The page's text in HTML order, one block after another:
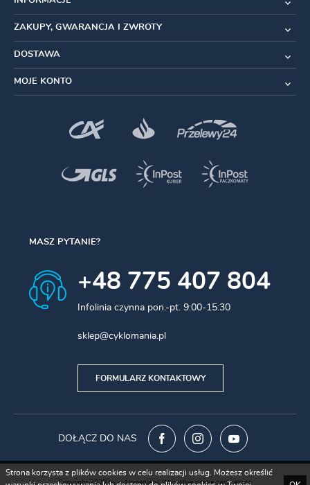
Chroni ramiona mechanizmu korbowego przed
zarysowaniami i uderzeniami
ZAKUPY, GWARANCJA I ZWROTY
DOSTAWA
MOJE KONTO
MASZ PYTANIE?
+48 775 407 804
Infolinia czynna pon.-pt. 9:00-15:30
sklep@cyklomania.pl
FORMULARZ KONTAKTOWY
DOŁĄCZ DO NAS
Copyright 2020 by cyklomania.pl. Wszystkie prawa zastrzeżone
Strona korzysta z plików cookies w celu realizacji usług. Możesz określić